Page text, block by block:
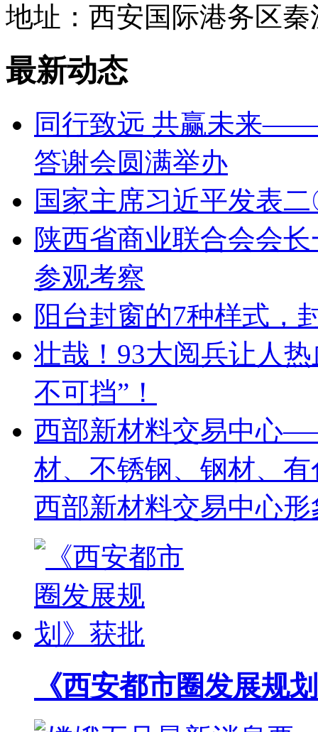
地址：西安国际港务区秦
最新动态
同行致远 共赢未来
答谢会圆满举办
国家主席习近平发表
陕西省商业联合会会
参观考察
阳台封窗的7种样式，
壮哉！93大阅兵让人
不可挡”！
西部新材料交易中心
材、不锈钢、钢材、
西部新材料交易中心
《西安都市圈发展规